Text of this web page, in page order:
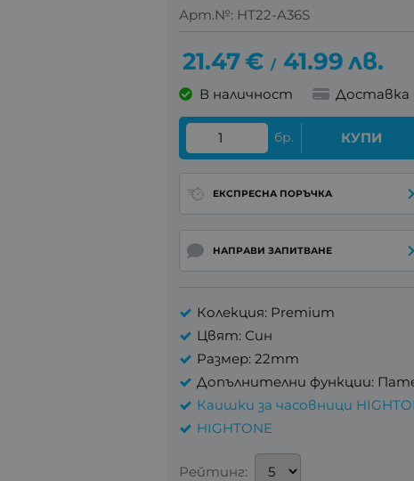
Арт.№: HT22-A36S
21.47€ / 41.99лв.
В наличност Доставка
бр. КУПИ
ЕКСПРЕСНА ПОРЪЧКА
НАПРАВИ ЗАПИТВАНЕ
Колекция: Premium
Цвят: Син
Размер: 22mm
Допълнителни функции:
Каишки за часовници
HIGHTONE
Рейтинг: